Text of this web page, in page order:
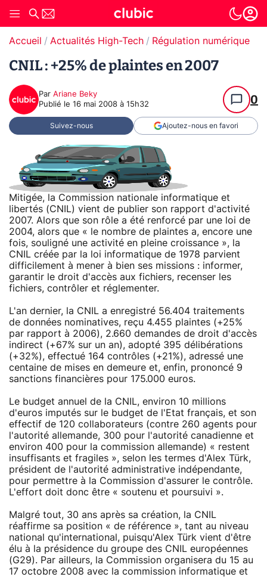
Accueil Actualités High-Tech Régulation numérique
CNIL : +25% de plaintes en 2007
Par Ariane Beky
Publié le 16 mai 2008 à 15h32 0
Suivez-nous Ajoutez-nous en favori
Mitigée, la Commission nationale informatique et
libertés (CNIL) vient de publier son rapport d'activité
2007. Alors que son rôle a été renforcé par une loi de
2004, alors que « le nombre de plaintes a, encore une
fois, souligné une activité en pleine croissance », la
CNIL créée par la loi informatique de 1978 parvient
difficilement à mener à bien ses missions : informer,
garantir le droit d'accès aux fichiers, recenser les
fichiers, contrôler et réglementer.
L'an dernier, la CNIL a enregistré 56.404 traitements
de données nominatives, reçu 4.455 plaintes (+25%
par rapport à 2006), 2.660 demandes de droit d'accès
indirect (+67% sur un an), adopté 395 délibérations
(+32%), effectué 164 contrôles (+21%), adressé une
centaine de mises en demeure et, enfin, prononcé 9
sanctions financières pour 175.000 euros.
Le budget annuel de la CNIL, environ 10 millions
d'euros imputés sur le budget de l'Etat français, et son
effectif de 120 collaborateurs (contre 260 agents pour
l'autorité allemande, 300 pour l'autorité canadienne et
environ 400 pour la commission allemande) « restent
insuffisants et fragiles », selon les termes d'Alex Türk,
président de l'autorité administrative indépendante,
pour permettre à la Commission d'assurer le contrôle.
L'effort doit donc être « soutenu et poursuivi ».
Malgré tout, 30 ans après sa création, la CNIL
réaffirme sa position « de référence », tant au niveau
national qu'international, puisqu'Alex Türk vient d'être
élu à la présidence du groupe des CNIL européennes
(G29). Par ailleurs, la Commission organisera du 15 au
17 octobre 2008 avec la commission informatique et